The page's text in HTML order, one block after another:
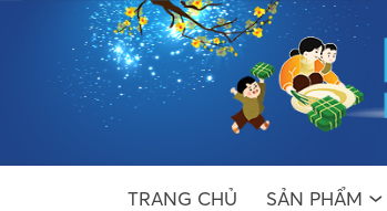
TRANG CHỦ SẢN PHẨM